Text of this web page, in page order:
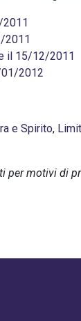
2011
il 15/12/2011
01/2012
e Spirito,
motivi di